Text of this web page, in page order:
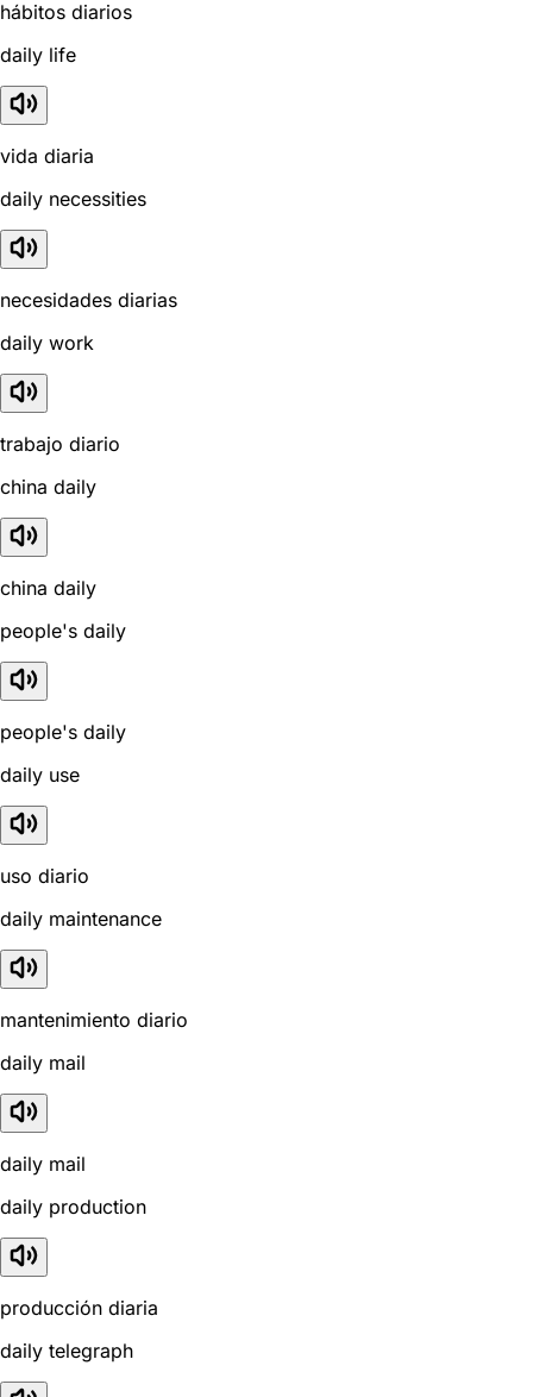
hábitos diarios
daily life
vida diaria
daily necessities
necesidades diarias
daily work
trabajo diario
china daily
china daily
people's daily
people's daily
daily use
uso diario
daily maintenance
mantenimiento diario
daily mail
daily mail
daily production
producción diaria
daily telegraph